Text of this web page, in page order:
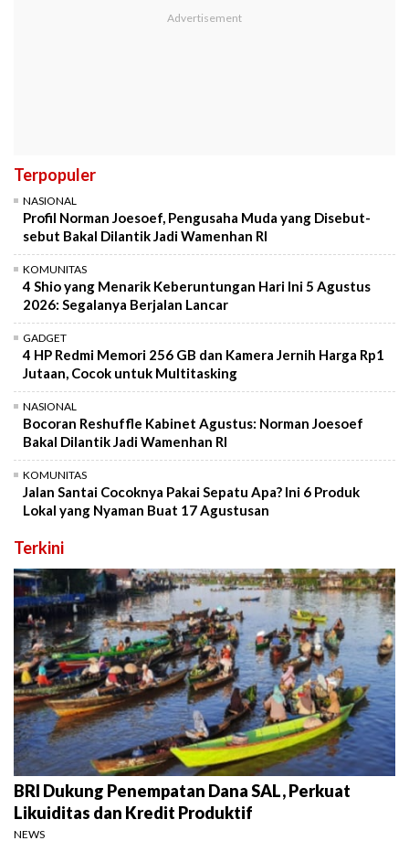
Terpopuler
NASIONAL
Profil Norman Joesoef, Pengusaha Muda yang Disebut-
sebut Bakal Dilantik Jadi Wamenhan RI
KOMUNITAS
4 Shio yang Menarik Keberuntungan Hari Ini 5 Agustus
2026: Segalanya Berjalan Lancar
GADGET
4 HP Redmi Memori 256 GB dan Kamera Jernih Harga Rp1
Jutaan, Cocok untuk Multitasking
NASIONAL
Bocoran Reshuffle Kabinet Agustus: Norman Joesoef
Bakal Dilantik Jadi Wamenhan RI
KOMUNITAS
Jalan Santai Cocoknya Pakai Sepatu Apa? Ini 6 Produk
Lokal yang Nyaman Buat 17 Agustusan
Terkini
BRI Dukung Penempatan Dana SAL, Perkuat
Likuiditas dan Kredit Produktif
NEWS